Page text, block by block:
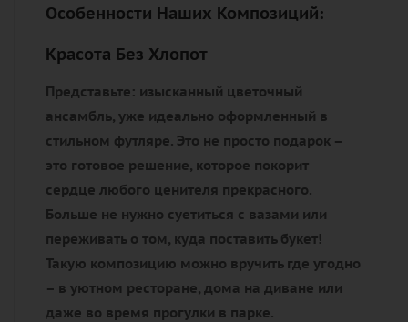
Особенности Наших Композиций:
Красота Без Хлопот
Представьте: изысканный цветочный
ансамбль, уже идеально оформленный в
стильном футляре. Это не просто подарок –
это готовое решение, которое покорит
сердце любого ценителя прекрасного.
Больше не нужно суетиться с вазами или
переживать о том, куда поставить букет!
Такую композицию можно вручить где угодно
– в уютном ресторане, дома на диване или
даже во время прогулки в парке.